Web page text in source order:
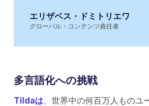
エリザベス・ドミトリエワ
グローバル・コンテンツ責任者
多言語化への挑戦
Tildaは、世界中の何百万人ものユ